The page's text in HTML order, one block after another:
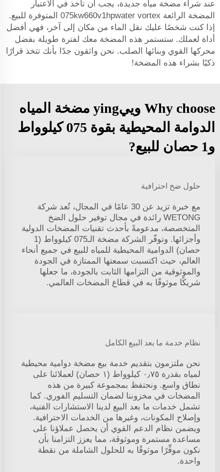
عند شراء مضخة مياه جديدة، يجب أن تأخذ في الاعتبار
المضخة الرائعة 075kw660v1hpwater vortex المتوفرة للبيع.
إذا كنت شخصًا عليك نقل الماء من مكان إلى آخر، فهي أفضل
أداة لعملك. ستستمر هذه المضخة معك لفترة طويلة بفضل
محركها القوي وبنائها الصلب. نحن واثقون جدًا بأنك تتخذ قرارًا
ذكيًا بشراء هذه المضخة!
Why choose وييying مضخة المياه
الدوامة المحيطية بقوة 075 كيلوواط
و1 حصان للبيع?
حلول ضخ احترافية
مع خبرة تزيد عن 30 عامًا في المجال، تُعد شركة
WETONG رائدة في مجال توفير حلول الضخ
المتخصصة، مدعومةً بأحدث تقنيات المضخات الدولية
وأجزائها. وتوفّر الشركة مضخة الـ075 كيلوواط (1
حصان) الدوامية المحيطية للمياه للبيع في جميع أنحاء
العالم، حيث اكتسبت سمعتها الممتازة في الجودة
والموثوقية من التزامها الثابت بالجودة، ما جعلها
شريكًا موثوقًا به في قطاع المضخات العالمي.
نظام خدمة ما بعد البيع الكامل
نحن ملتزمون بتقديم خدمة بيع مضخة دوامية محيطية
لمياه بقدرة ٠٫٧٥ كيلوواط (١ حصان) لعملائنا على
نطاق واسع. ونحتفظ بمجموعة كبيرة من هذه
المضخات في مخزوننا لضمان التسليم الفوري. كما
تشمل خدمات ما بعد البيع لدينا الاستشارات الفنية،
وإصلاح المكونات، وغيرها من الخدمات الاحترافية.
ويضمن نظام الدعم القوي أن يحصل عملاؤنا على
مساعدة مستمرة وموثوقة، مما يعزز التزامنا بأن
نكون موفِّرًا موثوقًا به للحلول الشاملة من نقطة
واحدة.